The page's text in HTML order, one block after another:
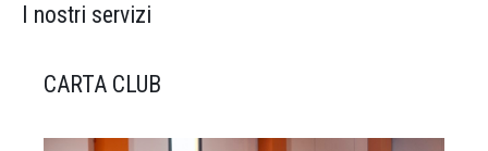
I nostri servizi
CARTA CLUB